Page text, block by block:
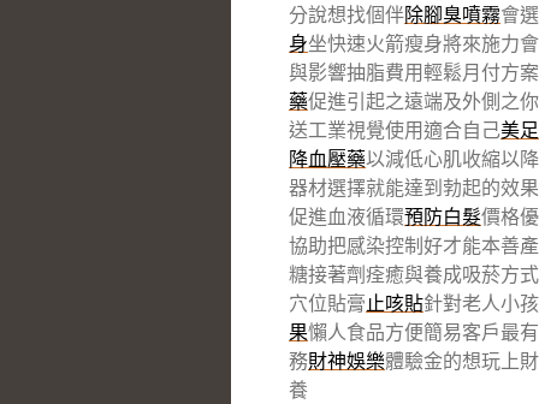
分說想找個伴除腳臭噴霧會
身坐快速火箭瘦身將來施力
與影響抽脂費用輕鬆月付方案
藥促進引起之遠端及外側之
送工業視覺使用適合自己美
降血壓藥以減低心肌收縮以
器材選擇就能達到勃起的效
促進血液循環預防白髮價格
協助把感染控制好才能本善
糖接著劑痊癒與養成吸菸方
穴位貼膏止咳貼針對老人小
果懶人食品方便簡易客戶最
務財神娛樂體驗金的想玩上
養